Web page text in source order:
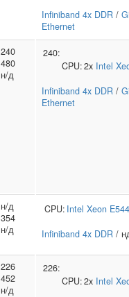
Infiniband 4x DDR /
Ethernet
240
480
н/д
240:
CPU:2x Intel
Infiniband 4x DDR /
Ethernet
н/д
354
н/д
CPU: Intel Xeon
Infiniband 4x DDR /
226
452
н/д
226:
CPU:2x Intel